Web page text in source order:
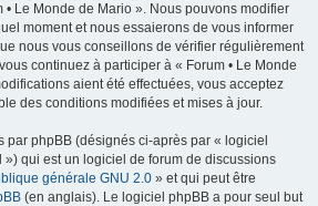
• Le Monde de Mario ». Nous pouvons modifier
moment et nous essaierons de vous informer
nous vous conseillons de vérifier régulièrement
continuez à participer à « Forum • Le Monde
aient été effectuées, vous acceptez
des conditions modifiées et mises à jour.
par phpBB (désignés ci-après par « logiciel
») qui est un logiciel de forum de discussions
générale GNU 2.0 » et qui peut être
(en anglais). Le logiciel phpBB a pour seul but